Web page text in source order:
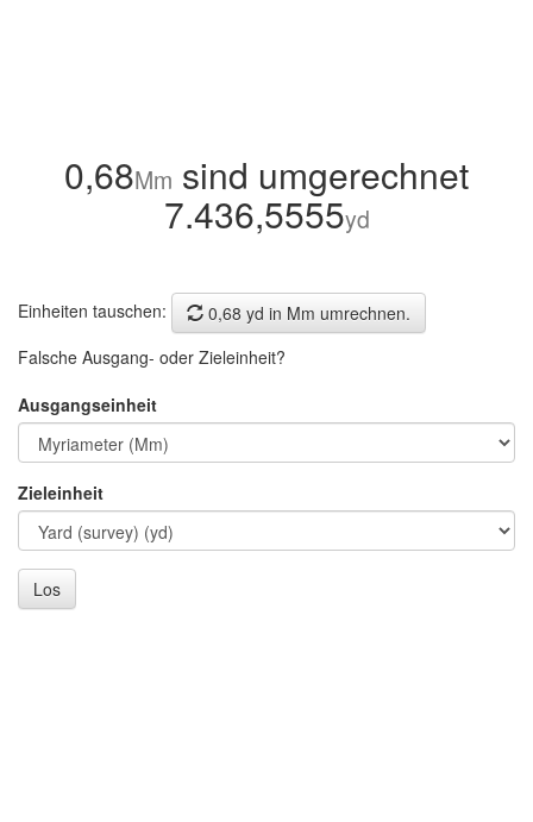
0,68Mm sind umgerechnet
7.436,5555yd
Einheiten tauschen:
0,68 yd in Mm umrechnen.
Falsche Ausgang- oder Zieleinheit?
Ausgangseinheit
Zieleinheit
Los